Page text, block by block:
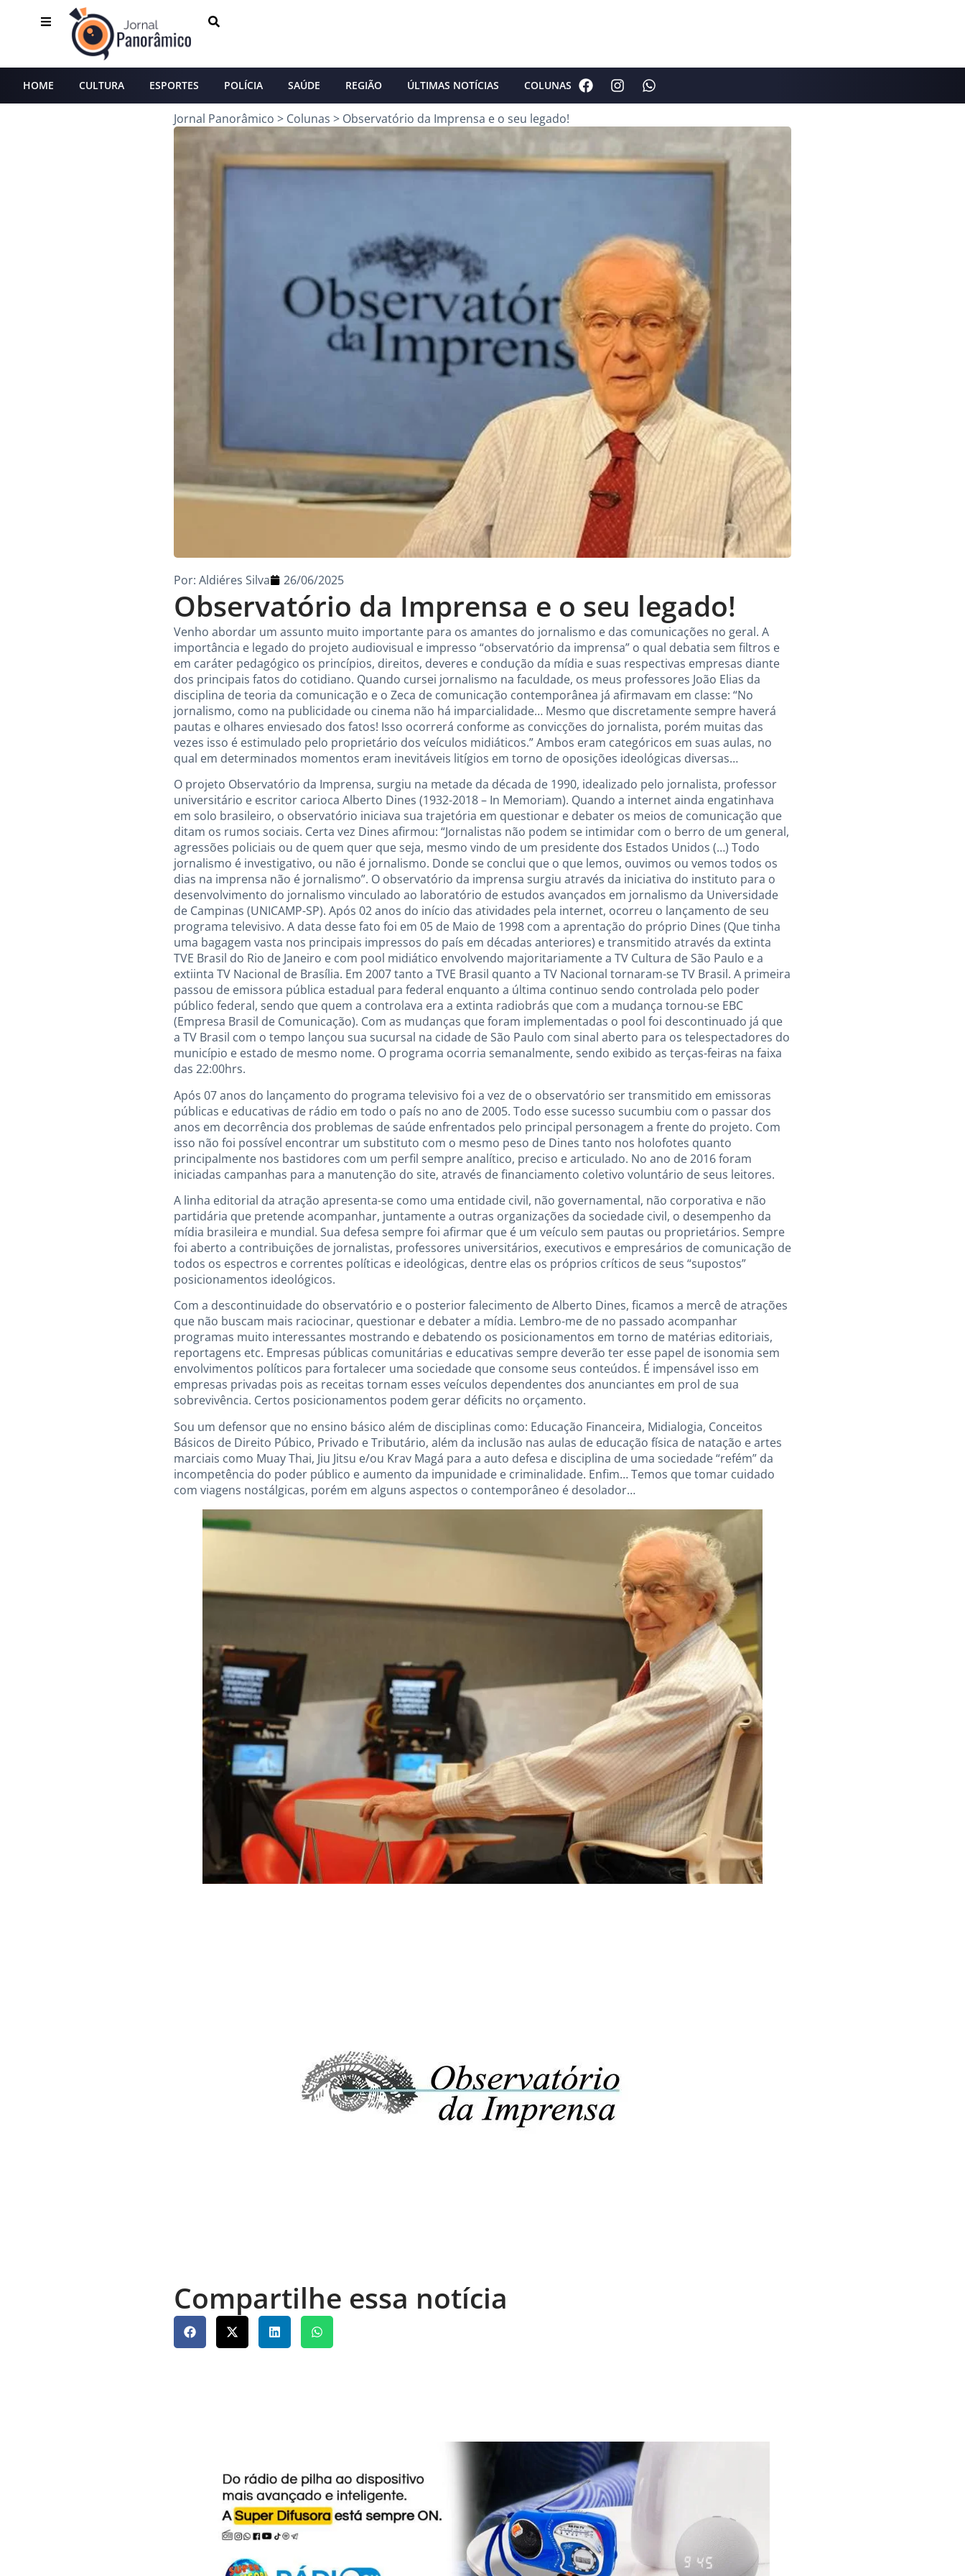
HOME CULTURA ESPORTES POLÍCIA SAÚDE REGIÃO ÚLTIMAS NOTÍCIAS COLUNAS
Jornal Panorâmico > Colunas > Observatório da Imprensa e o seu legado!
Observatório da Imprensa e o seu legado!
Por: Aldiéres Silva 26/06/2025
Venho abordar um assunto muito importante para os amantes do jornalismo e das comunicações no geral. A
importância e legado do projeto audiovisual e impresso “observatório da imprensa” o qual debatia sem filtros e
em caráter pedagógico os princípios, direitos, deveres e condução da mídia e suas respectivas empresas diante
dos principais fatos do cotidiano. Quando cursei jornalismo na faculdade, os meus professores João Elias da
disciplina de teoria da comunicação e o Zeca de comunicação contemporânea já afirmavam em classe: “No
jornalismo, como na publicidade ou cinema não há imparcialidade… Mesmo que discretamente sempre haverá
pautas e olhares enviesado dos fatos! Isso ocorrerá conforme as convicções do jornalista, porém muitas das
vezes isso é estimulado pelo proprietário dos veículos midiáticos.” Ambos eram categóricos em suas aulas, no
qual em determinados momentos eram inevitáveis litígios em torno de oposições ideológicas diversas…
O projeto Observatório da Imprensa, surgiu na metade da década de 1990, idealizado pelo jornalista, professor
universitário e escritor carioca Alberto Dines (1932-2018 – In Memoriam). Quando a internet ainda engatinhava
em solo brasileiro, o observatório iniciava sua trajetória em questionar e debater os meios de comunicação que
ditam os rumos sociais. Certa vez Dines afirmou: “Jornalistas não podem se intimidar com o berro de um general,
agressões policiais ou de quem quer que seja, mesmo vindo de um presidente dos Estados Unidos (…) Todo
jornalismo é investigativo, ou não é jornalismo. Donde se conclui que o que lemos, ouvimos ou vemos todos os
dias na imprensa não é jornalismo”. O observatório da imprensa surgiu através da iniciativa do instituto para o
desenvolvimento do jornalismo vinculado ao laboratório de estudos avançados em jornalismo da Universidade
de Campinas (UNICAMP-SP). Após 02 anos do início das atividades pela internet, ocorreu o lançamento de seu
programa televisivo. A data desse fato foi em 05 de Maio de 1998 com a aprentação do próprio Dines (Que tinha
uma bagagem vasta nos principais impressos do país em décadas anteriores) e transmitido através da extinta
TVE Brasil do Rio de Janeiro e com pool midiático envolvendo majoritariamente a TV Cultura de São Paulo e a
extiinta TV Nacional de Brasília. Em 2007 tanto a TVE Brasil quanto a TV Nacional tornaram-se TV Brasil. A primeira
passou de emissora pública estadual para federal enquanto a última continuo sendo controlada pelo poder
público federal, sendo que quem a controlava era a extinta radiobrás que com a mudança tornou-se EBC
(Empresa Brasil de Comunicação). Com as mudanças que foram implementadas o pool foi descontinuado já que
a TV Brasil com o tempo lançou sua sucursal na cidade de São Paulo com sinal aberto para os telespectadores do
município e estado de mesmo nome. O programa ocorria semanalmente, sendo exibido as terças-feiras na faixa
das 22:00hrs.
Após 07 anos do lançamento do programa televisivo foi a vez de o observatório ser transmitido em emissoras
públicas e educativas de rádio em todo o país no ano de 2005. Todo esse sucesso sucumbiu com o passar dos
anos em decorrência dos problemas de saúde enfrentados pelo principal personagem a frente do projeto. Com
isso não foi possível encontrar um substituto com o mesmo peso de Dines tanto nos holofotes quanto
principalmente nos bastidores com um perfil sempre analítico, preciso e articulado. No ano de 2016 foram
iniciadas campanhas para a manutenção do site, através de financiamento coletivo voluntário de seus leitores.
A linha editorial da atração apresenta-se como uma entidade civil, não governamental, não corporativa e não
partidária que pretende acompanhar, juntamente a outras organizações da sociedade civil, o desempenho da
mídia brasileira e mundial. Sua defesa sempre foi afirmar que é um veículo sem pautas ou proprietários. Sempre
foi aberto a contribuições de jornalistas, professores universitários, executivos e empresários de comunicação de
todos os espectros e correntes políticas e ideológicas, dentre elas os próprios críticos de seus “supostos”
posicionamentos ideológicos.
Com a descontinuidade do observatório e o posterior falecimento de Alberto Dines, ficamos a mercê de atrações
que não buscam mais raciocinar, questionar e debater a mídia. Lembro-me de no passado acompanhar
programas muito interessantes mostrando e debatendo os posicionamentos em torno de matérias editoriais,
reportagens etc. Empresas públicas comunitárias e educativas sempre deverão ter esse papel de isonomia sem
envolvimentos políticos para fortalecer uma sociedade que consome seus conteúdos. É impensável isso em
empresas privadas pois as receitas tornam esses veículos dependentes dos anunciantes em prol de sua
sobrevivência. Certos posicionamentos podem gerar déficits no orçamento.
Sou um defensor que no ensino básico além de disciplinas como: Educação Financeira, Midialogia, Conceitos
Básicos de Direito Púbico, Privado e Tributário, além da inclusão nas aulas de educação física de natação e artes
marciais como Muay Thai, Jiu Jitsu e/ou Krav Magá para a auto defesa e disciplina de uma sociedade “refém” da
incompetência do poder público e aumento da impunidade e criminalidade. Enfim… Temos que tomar cuidado
com viagens nostálgicas, porém em alguns aspectos o contemporâneo é desolador…
Compartilhe essa notícia